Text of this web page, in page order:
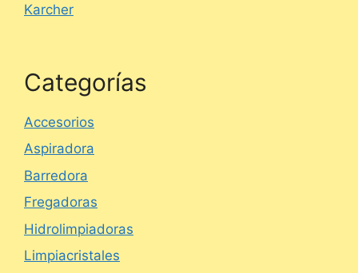
Karcher
Categorías
Accesorios
Aspiradora
Barredora
Fregadoras
Hidrolimpiadoras
Limpiacristales